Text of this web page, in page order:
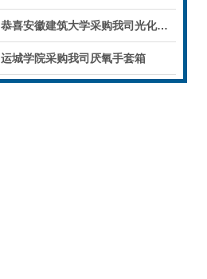
恭喜安徽建筑大学采购我司光化学反应仪
运城学院采购我司厌氧手套箱